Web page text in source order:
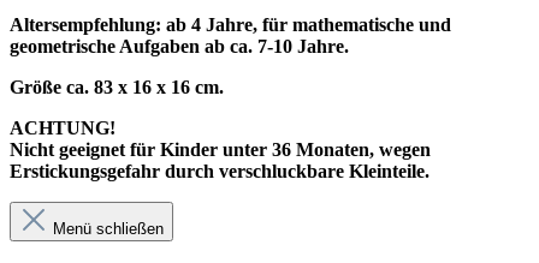
Altersempfehlung: ab 4 Jahre, für mathematische und
geometrische Aufgaben ab ca. 7-10 Jahre.
Größe ca. 83 x 16 x 16 cm.
ACHTUNG!
Nicht geeignet für Kinder unter 36 Monaten, wegen
Erstickungsgefahr durch verschluckbare Kleinteile.
Menü schließen